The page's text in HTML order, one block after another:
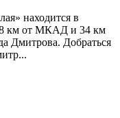
находится в
км от МКАД и 34 км
Дмитрова. Добраться